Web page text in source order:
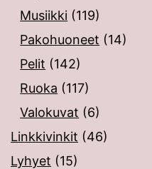
Musiikki (119)
Pakohuoneet (14)
Pelit (142)
Ruoka (117)
Valokuvat (6)
Linkkivinkit (46)
Lyhyet (15)